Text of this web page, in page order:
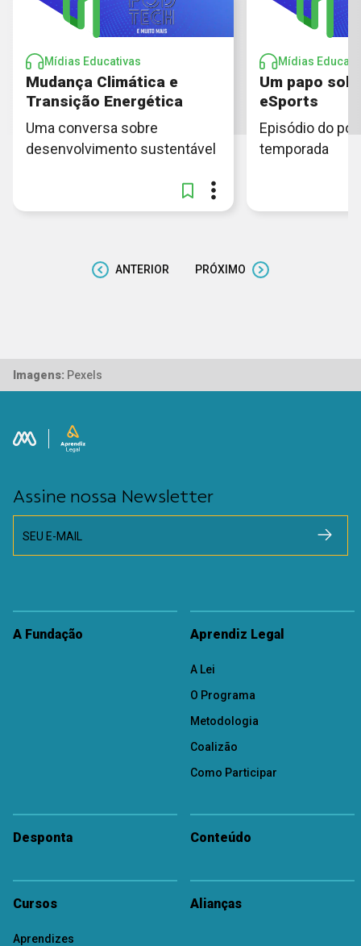
Mídias Educativas
Mudança Climática e
Transição Energética
Uma conversa sobre
desenvolvimento sustentável
Mídias
Um papo
eSports
Episódio do
temporada
ANTERIOR PRÓXIMO
Imagens: Pexels
Assine nossa Newsletter
SEU E-MAIL
A Fundação Aprendiz Legal
A Lei
O Programa
Metodologia
Coalizão
Como Participar
Desponta Conteúdo
Cursos
Aprendizes
Alianças